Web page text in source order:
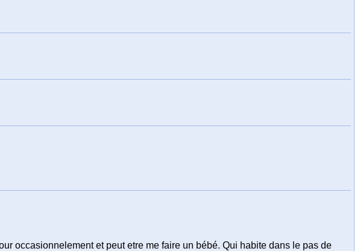
occasionnelement et peut etre me faire un bébé. Qui habite dans le pas de